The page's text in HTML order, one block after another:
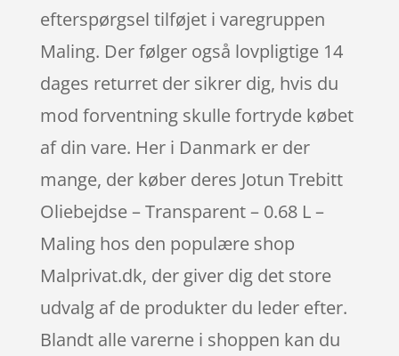
efterspørgsel tilføjet i varegruppen
Maling. Der følger også lovpligtige 14
dages returret der sikrer dig, hvis du
mod forventning skulle fortryde købet
af din vare. Her i Danmark er der
mange, der køber deres Jotun Trebitt
Oliebejdse – Transparent – 0.68 L –
Maling hos den populære shop
Malprivat.dk, der giver dig det store
udvalg af de produkter du leder efter.
Blandt alle varerne i shoppen kan du